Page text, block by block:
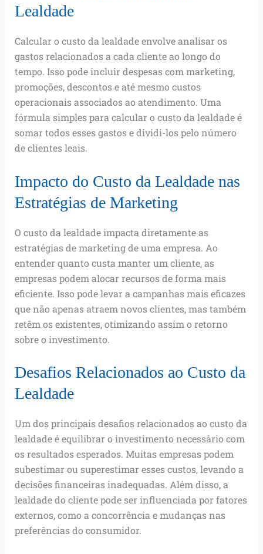
Lealdade
Calcular o custo da lealdade envolve analisar os
gastos relacionados a cada cliente ao longo do
tempo. Isso pode incluir despesas com marketing,
promoções, descontos e até mesmo custos
operacionais associados ao atendimento. Uma
fórmula simples para calcular o custo da lealdade é
somar todos esses gastos e dividi-los pelo número
de clientes leais.
Impacto do Custo da Lealdade nas
Estratégias de Marketing
O custo da lealdade impacta diretamente as
estratégias de marketing de uma empresa. Ao
entender quanto custa manter um cliente, as
empresas podem alocar recursos de forma mais
eficiente. Isso pode levar a campanhas mais eficazes
que não apenas atraem novos clientes, mas também
retêm os existentes, otimizando assim o retorno
sobre o investimento.
Desafios Relacionados ao Custo da
Lealdade
Um dos principais desafios relacionados ao custo da
lealdade é equilibrar o investimento necessário com
os resultados esperados. Muitas empresas podem
subestimar ou superestimar esses custos, levando a
decisões financeiras inadequadas. Além disso, a
lealdade do cliente pode ser influenciada por fatores
externos, como a concorrência e mudanças nas
preferências do consumidor.